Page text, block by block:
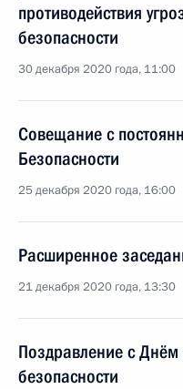
противодействия
безопасности
30 декабря 2020 года, 11:00
Совещание с
Безопасности
25 декабря 2020 года, 16:00
Расширенное
21 декабря 2020 года, 13:30
Поздравление с
безопасности